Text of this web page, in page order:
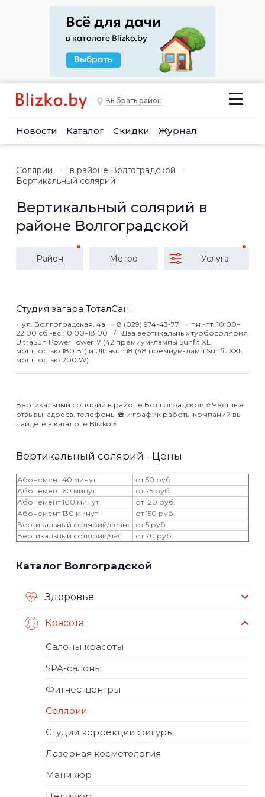
Выбрать район
Новости Каталог Скидки Журнал
Солярии
в районе Волгоградской
Вертикальный солярий
Вертикальный солярий в
районе Волгоградской
Район Метро Услуга
Студия загара ТоталСан
ул. Волгоградская, 4а 8 (029) 974-43-77
пн.-пт.:10:00–
22:00 сб.-вс.:10:00–18:00
Два вертикальных турбосолярия
UltraSun Power Tower i7 (42 премиум-лампы Sunfit XL
мощностью 180 Вт) и Ultrasun i8 (48 премиум-ламп Sunfit XXL
мощностью 200 W).
Вертикальный солярий в районе Волгоградской ⭐️ Честные
отзывы, адреса, телефоны ☎️ и график работы компаний вы
найдёте в каталоге Blizko ⚡️
Вертикальный солярий - Цены
Абонемент 40 минут
от 50 руб.
Абонемент 60 минут
от 75 руб.
Абонемент 100 минут
от 120 руб.
Абонемент 130 минут
от 150 руб.
Вертикальный солярий/сеанс от 5 руб.
Вертикальный солярий/час
от 70 руб.
Каталог Волгоградской
Здоровье
Красота
Салоны красоты
SPA-салоны
Фитнес-центры
Солярии
Студии коррекции фигуры
Лазерная косметология
Маникюр